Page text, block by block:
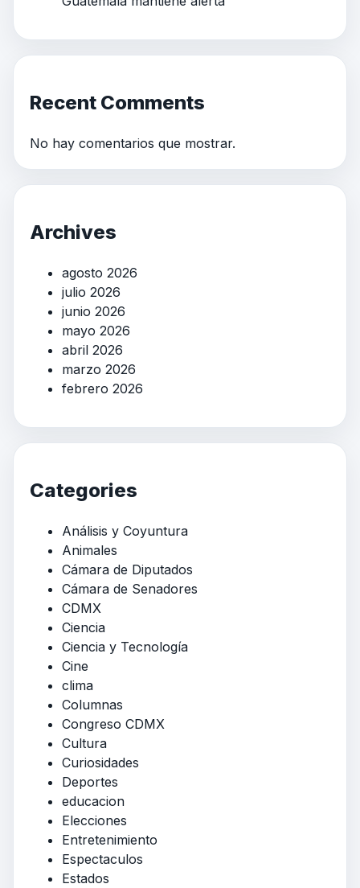
Recent Comments
No hay comentarios que mostrar.
Archives
agosto 2026
julio 2026
junio 2026
mayo 2026
abril 2026
marzo 2026
febrero 2026
Categories
Análisis y Coyuntura
Animales
Cámara de Diputados
Cámara de Senadores
CDMX
Ciencia
Ciencia y Tecnología
Cine
clima
Columnas
Congreso CDMX
Cultura
Curiosidades
Deportes
educacion
Elecciones
Entretenimiento
Espectaculos
Estados